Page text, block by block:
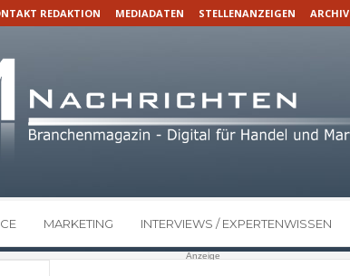
REDAKTION MEDIADATEN STELLENANZEIGEN ARCHIV
MARKETING INTERVIEWS / EXPERTENWISSEN
Anzeige